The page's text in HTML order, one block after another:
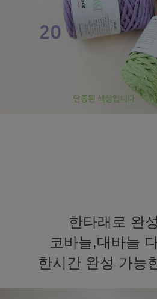
한타래로 완
코바늘,대바늘
한시간 완성 가능